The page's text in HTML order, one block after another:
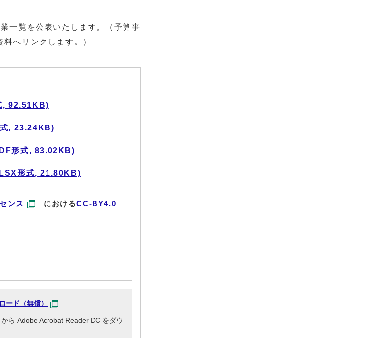
一覧を公表いたします。（予算事
へリンクします。）
, 92.51KB)
式, 23.24KB)
形式, 83.02KB)
形式, 21.80KB)
ンス におけるCC-BY4.0
ド（無償）
ら Adobe Acrobat Reader DC をダウ